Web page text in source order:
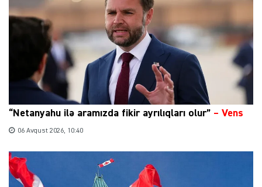
“Netanyahu ilə aramızda fikir ayrılıqları olur” – Vens
06 Avqust 2026, 10:40